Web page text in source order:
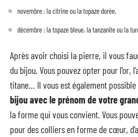
novembre : la citrine ou la topaze dorée,
décembre : la topaze bleue, la tanzanite ou la
Après avoir choisi la pierre, il vous
du bijou. Vous pouvez opter pour l’or,
titane… Il vous est également possible
bijou avec le prénom de votre
la forme qui vous convient. Vous
pour des colliers en forme de cœur,